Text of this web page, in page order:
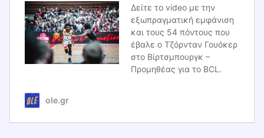
Δείτε το video με την
εξωπραγματική εμφάνιση
και τους 54 πόντους που
έβαλε ο Τζόρνταν Γουόκερ
στο Βίρτσμπουργκ –
Προμηθέας για το BCL.
ole.gr